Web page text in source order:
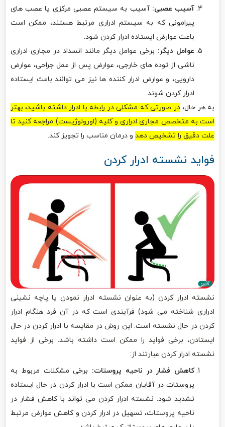
آسیب عصبی: آسیب به سیستم عصبی مرکزی یا عصب های
پیرامونی که به سیستم ادراری مرتبط هستند، ممکن است
باعث عوارض ایستاده ادرار کردن شود.
عوامل دیگر: برخی عوامل دیگر مانند انسداد در مجاری ادراری
ناشی از توده های خارجی، عوارض پس از عمل جراحی، عوارض
دارویی، و عوارض ادرار کننده ها نیز می توانند باعث ایستاده
ادرار کردن شوند.
به هر حال،در صورتی که مشکلی در رابطه با ادرار داشته باشید، بهتر
است به متخصص مجاری ادراری و کلیه (اورولوژیست) مراجعه کنید تا
علت دقیق را تشخیص دهد و درمان مناسب را تجویز کند.
فواید نشسته ادرار کردن
نشسته ادرار کردن (به عنوان نشسته ادرار نمودن یا پاچه نشینی
ادراری شناخته می شود) فرآیندی است که در آن فرد هنگام ادرار
کردن در حال نشسته است. این روش در مقایسه با ادرار کردن در حال
ایستادن، برخی فواید را ممکن است داشته باشد. برخی از فواید
نشسته ادرار کردن عبارتند از:
کاهش فشار در ناحیه پروستات: برخی مشکلات مربوط به
پروستات در آقایان ممکن است با ادرار کردن در حال ایستاده
تشدید شود. نشسته ادرار کردن می تواند با کاهش فشار در
ناحیه پروستات، تسهیل در ادرار کردن و کاهش عوارض مرتبط